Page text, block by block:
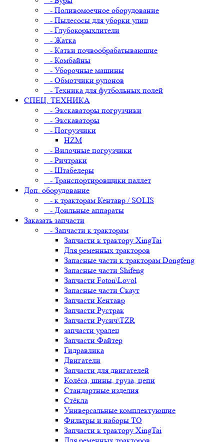
- Поливомоечное оборудование
- Пылесосы для уборки улиц
- Глубокорыхлители
- Жатка
- Катки почвообрабатывающие
- Комбайны
- Уборочные машины
- Обмотчики рулонов
- Техника для футбольных полей
СПЕЦ. ТЕХНИКА
- Экскаваторы погрузчики
- Экскаваторы
- Погрузчики
HZM
- Вилочные погрузчики
- Ричтраки
- Штабелеры
- Транспортировщики паллет
Доп. оборудование
- к тракторам Кентавр / SOLIS
- Доильные аппараты
Заказать запчасти
- Запчасти к тракторам
Запчасти к трактору XingTai
Для ременных тракторов
Запасные части к тракторам Dongfeng
Запасные части Shifeng
Запчасти Foton\Lovol
Запасные части Скаут
Запчасти Кентавр
Запчасти Рустрак
Запчасти Русич\TZR
запчасти уралец
Запчасти Файтер
Гидравлика
Двигатели
Запчасти для двигателей
Колёса, шины, груза, цепи
Стандартные изделия
Стёкла
Универсальные комплектующие
Фильтры и наборы ТО
Запчасти к трактору XingTai